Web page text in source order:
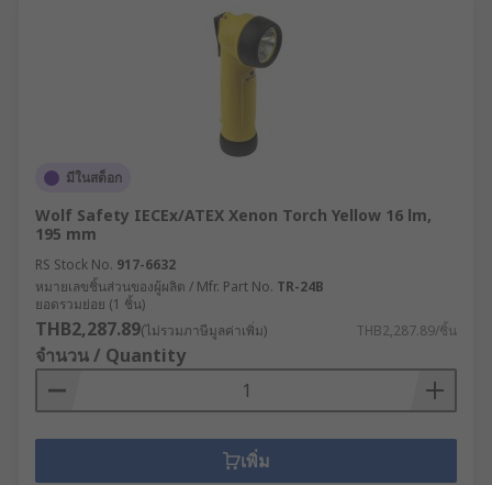
มีในสต็อก
Wolf Safety IECEx/ATEX Xenon Torch Yellow 16 lm,
195 mm
RS Stock No. 917-6632
หมายเลขชิ้นส่วนของผู้ผลิต / Mfr. Part No. TR-24B
ยอดรวมย่อย (1 ชิ้น)
THB2,287.89(ไม่รวมภาษีมูลค่าเพิ่ม) THB2,287.89/ชิ้น
จำนวน / Quantity
เพิ่ม